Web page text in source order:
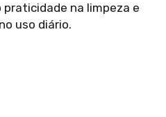
na limpeza e
uso diário.